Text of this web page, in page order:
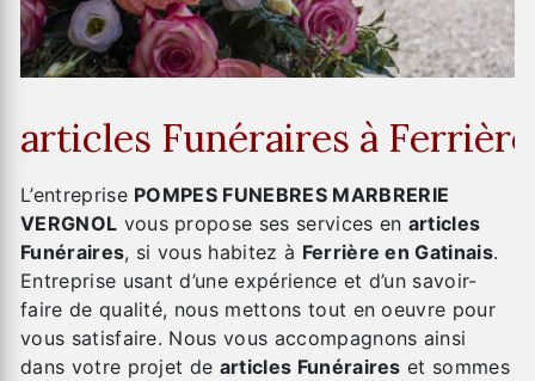
articles Funéraires à
L’entreprise POMPES FUNEBRES MARBRERIE
VERGNOL vous propose ses services en articles
Funéraires, si vous habitez à Ferrière en Gatinais.
Entreprise usant d’une expérience et d’un savoir-
faire de qualité, nous mettons tout en oeuvre pour
vous satisfaire. Nous vous accompagnons ainsi
dans votre projet de articles Funéraires et sommes